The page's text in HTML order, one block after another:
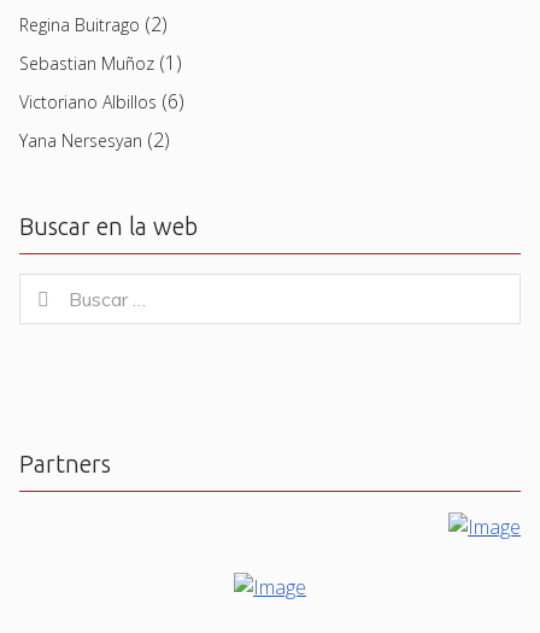
Regina Buitrago (2)
Sebastian Muñoz (1)
Victoriano Albillos (6)
Yana Nersesyan (2)
Buscar en la web
for:
Buscar
Partners